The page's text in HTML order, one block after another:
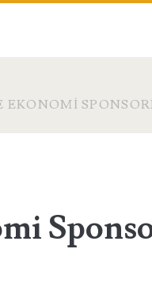
EKONOMI